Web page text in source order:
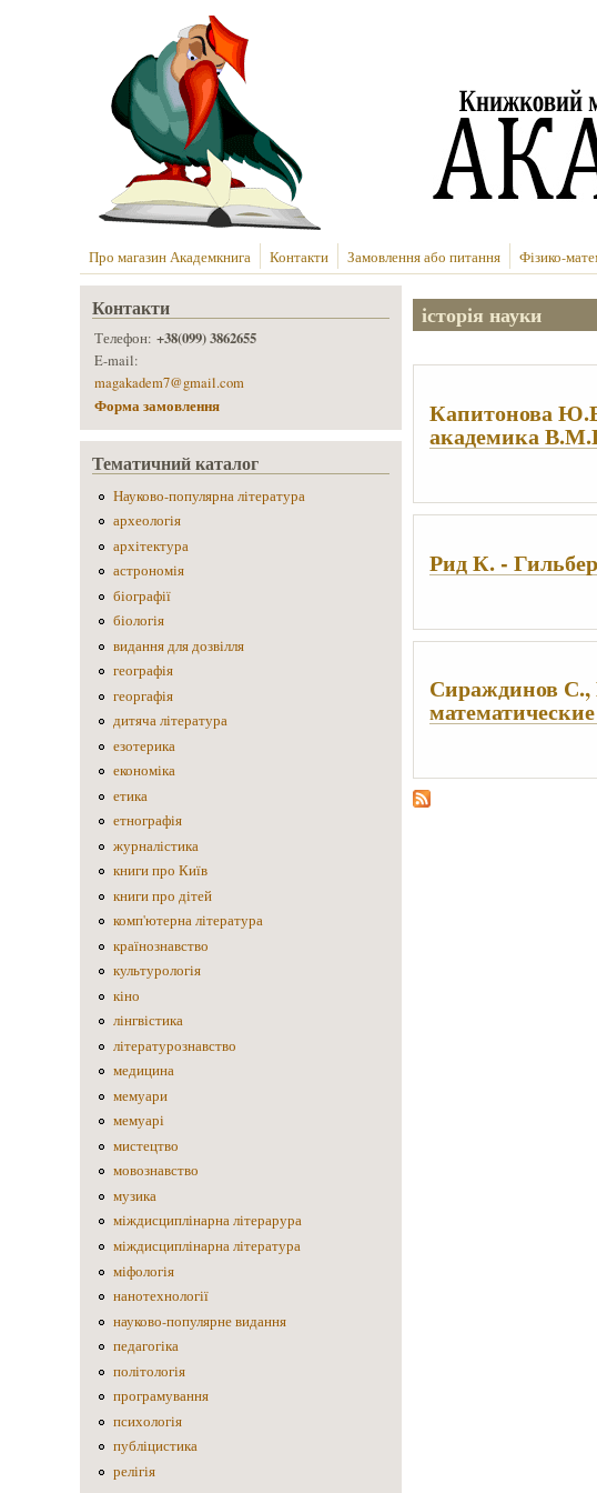
Про магазин Академкнига Контакти Замовлення або питання Фізико-
історія науки
Капитонова
академика
Рид К. -
Сираждинов С.,
Контакти
Телефон:+38(099) 3862655
E-mail:
magakadem7@gmail.com
Форма замовлення
Тематичний каталог
Науково-популярна література
археологія
архітектура
астрономія
біографії
біологія
видання для дозвілля
географія
георгафія
дитяча література
езотерика
економіка
етика
етнографія
журналістика
книги про Київ
книги про дітей
комп'ютерна література
країнознавство
культурологія
кіно
лінгвістика
літературознавство
медицина
мемуари
мемуарі
мистецтво
мовознавство
музика
міждисциплінарна літерарура
міждисциплінарна література
міфологія
нанотехнології
науково-популярне видання
педагогіка
політологія
програмування
психологія
публіцистика
релігія